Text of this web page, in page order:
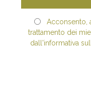
Acconsento,
trattamento dei
dall'informativa